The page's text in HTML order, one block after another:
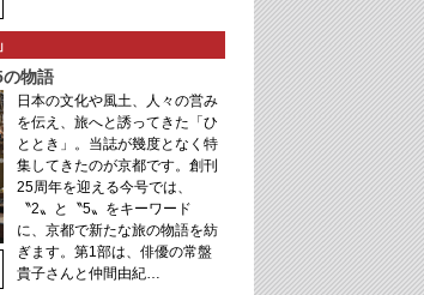
物語
日本の文化や風土、人々の営み
を伝え、旅へと誘ってきた「ひ
ととき」。当誌が幾度となく特
集してきたのが京都です。創刊
25周年を迎える今号では、
〝2〟と〝5〟をキーワード
に、京都で新たな旅の物語を紡
ぎます。第1部は、俳優の常盤
貴子さんと仲間由紀…